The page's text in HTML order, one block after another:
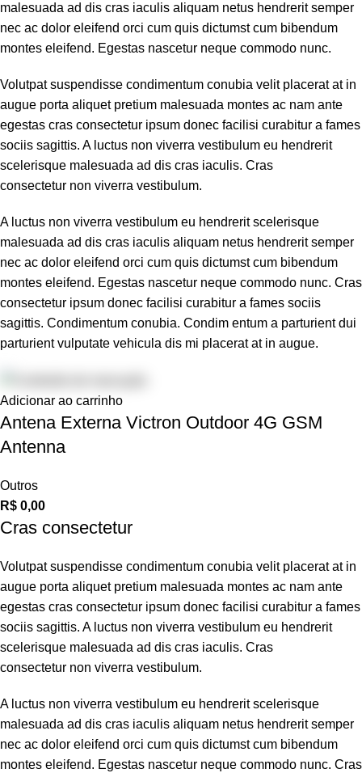
malesuada ad dis cras iaculis aliquam netus hendrerit semper
nec ac dolor eleifend orci cum quis dictumst cum bibendum
montes eleifend. Egestas nascetur neque commodo nunc.
Volutpat suspendisse condimentum conubia velit placerat at in
augue porta aliquet pretium malesuada montes ac nam ante
egestas cras consectetur ipsum donec facilisi curabitur a fames
sociis sagittis. A luctus non viverra vestibulum eu hendrerit
scelerisque malesuada ad dis cras iaculis. Cras
consectetur non viverra vestibulum.
A luctus non viverra vestibulum eu hendrerit scelerisque
malesuada ad dis cras iaculis aliquam netus hendrerit semper
nec ac dolor eleifend orci cum quis dictumst cum bibendum
montes eleifend. Egestas nascetur neque commodo nunc. Cras
consectetur ipsum donec facilisi curabitur a fames sociis
sagittis. Condimentum conubia. Condim entum a parturient dui
parturient vulputate vehicula dis mi placerat at in augue.
Adicionar ao carrinho
Antena Externa Victron Outdoor 4G GSM
Antenna
Outros
R$ 0,00
Cras consectetur
Volutpat suspendisse condimentum conubia velit placerat at in
augue porta aliquet pretium malesuada montes ac nam ante
egestas cras consectetur ipsum donec facilisi curabitur a fames
sociis sagittis. A luctus non viverra vestibulum eu hendrerit
scelerisque malesuada ad dis cras iaculis. Cras
consectetur non viverra vestibulum.
A luctus non viverra vestibulum eu hendrerit scelerisque
malesuada ad dis cras iaculis aliquam netus hendrerit semper
nec ac dolor eleifend orci cum quis dictumst cum bibendum
montes eleifend. Egestas nascetur neque commodo nunc. Cras